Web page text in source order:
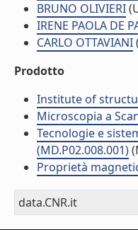
BRUNO OLIVIERI
IRENE PAOLA DE
CARLO OTTAVIANI
Prodotto
Institute of
Microscopia a
Tecnologie e
(MD.P02.008.001)
Proprietà
data.CNR.it